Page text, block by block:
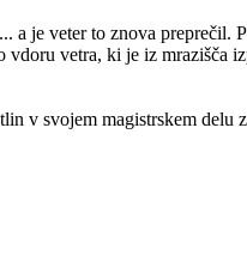
a je veter to znova
vetra, ki je iz mrazišča
v svojem magistrskem